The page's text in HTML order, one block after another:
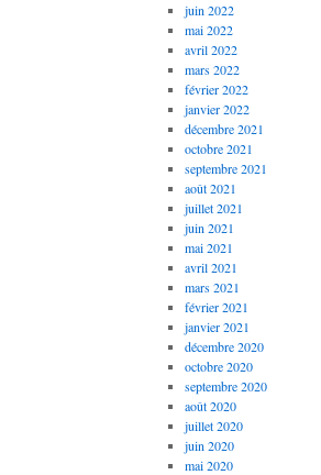
juin 2022
mai 2022
avril 2022
mars 2022
février 2022
janvier 2022
décembre 2021
octobre 2021
septembre 2021
août 2021
juillet 2021
juin 2021
mai 2021
avril 2021
mars 2021
février 2021
janvier 2021
décembre 2020
octobre 2020
septembre 2020
août 2020
juillet 2020
juin 2020
mai 2020